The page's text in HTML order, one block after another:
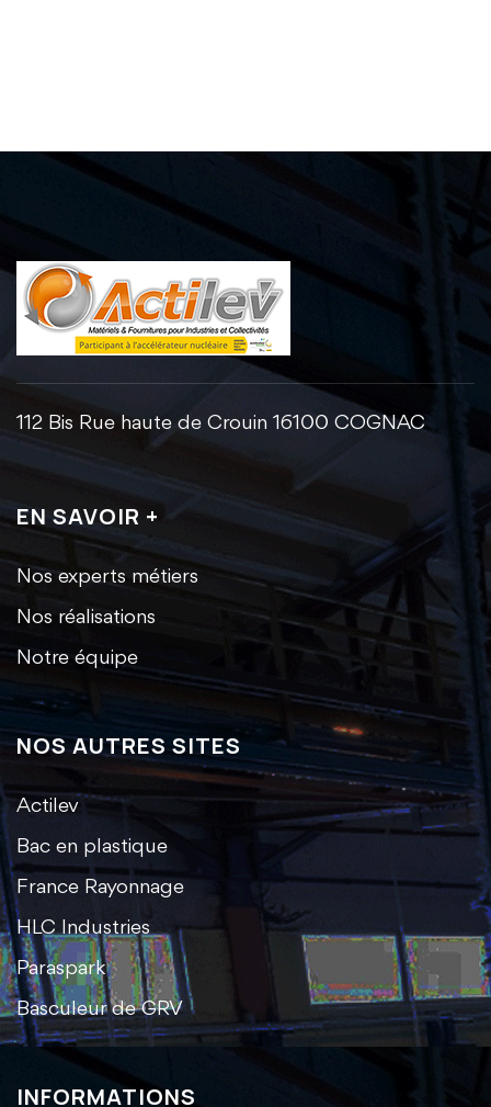
112 Bis Rue haute de Crouin 16100 COGNAC
EN SAVOIR +
Nos experts métiers
Nos réalisations
Notre équipe
NOS AUTRES SITES
Actilev
Bac en plastique
France Rayonnage
HLC Industries
Paraspark
Basculeur de GRV
INFORMATIONS